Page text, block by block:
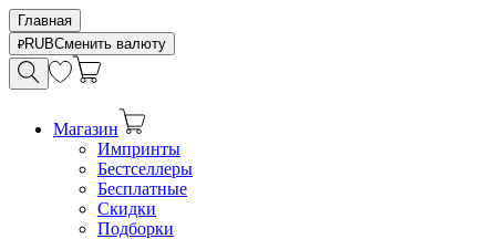
Главная
RUBСменить валюту
Магазин
Импринты
Бестселлеры
Бесплатные
Скидки
Подборки